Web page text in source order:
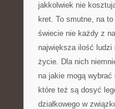
jakkolwiek nie
kret. To smutne, na
świecie nie każdy z
największa ilość ludzi
życie. Dla nich
na jakie mogą
które też są dosyć
działkowego w